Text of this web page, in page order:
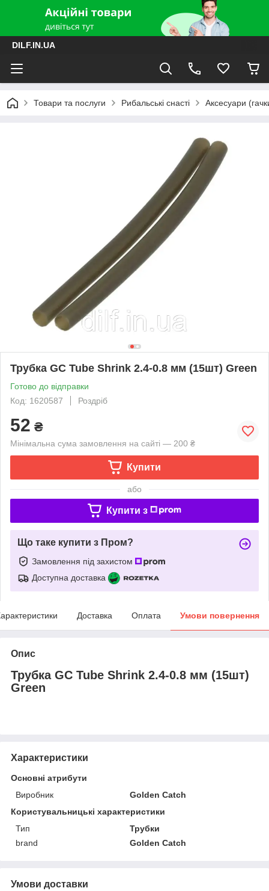
DILF.IN.UA
Товари та послуги Рибальські снасті Аксесуари
Трубка GC Tube Shrink 2.4-0.8 мм (15шт) Green
Готово до відправки
Код: 1620587
Роздріб
52 ₴
Мінімальна сума замовлення на сайті — 200 ₴
Купити
або
Купити з
Що таке купити з Пром?
Замовлення під захистом
Доступна доставка
Доставка Оплата Умови повернення
Опис
Трубка GC Tube Shrink 2.4-0.8 мм (15шт)
Green
Характеристики
Основні атрибути
Виробник
Golden Catch
Користувальницькі характеристики
Тип
Трубки
brand
Golden Catch
Умови доставки